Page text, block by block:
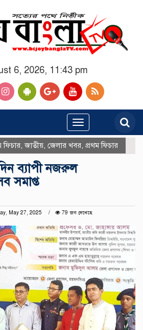
6, 2026, 11:43 pm
Toggle
navigation
ফিচার ,জাতীয় জেলার খবর প্রথম ফিচার
ব্যাপী নজরুল
সমাপ্ত
May 27, 2025
79 জন দেখেছে